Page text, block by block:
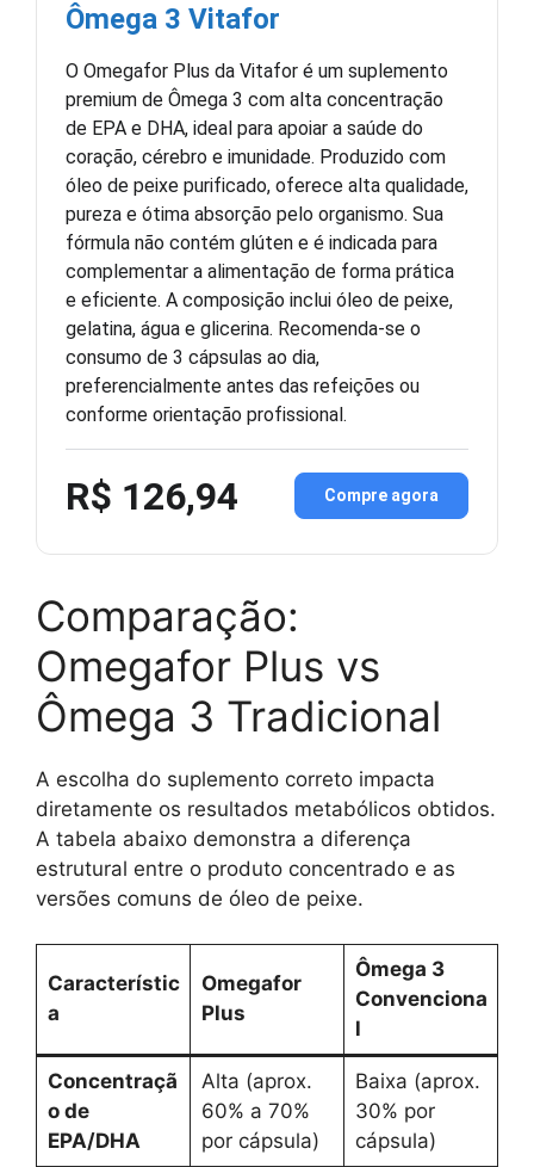
Ômega 3 Vitafor
O Omegafor Plus da Vitafor é um suplemento
premium de Ômega 3 com alta concentração
de EPA e DHA, ideal para apoiar a saúde do
coração, cérebro e imunidade. Produzido com
óleo de peixe purificado, oferece alta qualidade,
pureza e ótima absorção pelo organismo. Sua
fórmula não contém glúten e é indicada para
complementar a alimentação de forma prática
e eficiente. A composição inclui óleo de peixe,
gelatina, água e glicerina. Recomenda-se o
consumo de 3 cápsulas ao dia,
preferencialmente antes das refeições ou
conforme orientação profissional.
R$ 126,94 Compre agora
Comparação:
Omegafor Plus vs
Ômega 3 Tradicional
A escolha do suplemento correto impacta
diretamente os resultados metabólicos obtidos.
A tabela abaixo demonstra a diferença
estrutural entre o produto concentrado e as
versões comuns de óleo de peixe.
Característic
a
Omegafor
Plus
Ômega 3
Convenciona
l
Concentraçã
o de
EPA/DHA
Alta (aprox.
60% a 70%
por cápsula)
Baixa (aprox.
30% por
cápsula)